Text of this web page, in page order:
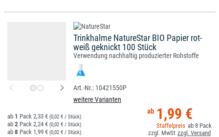
Trinkhalme NatureStar BIO Papier rot-
weiß geknickt 100 Stück
Verwendung nachhaltig produzierter Rohstoffe
10421550P
weitere Varianten
1,99 €
8
1 2,33 € (0,02 € / Stück)
2 2,24 € (0,02 € / Stück)
8 1,99 € (0,02 € / Stück)